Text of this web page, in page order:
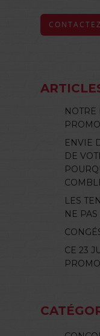
NOTRE
ENVIE
DE
LES
NE
CE 23